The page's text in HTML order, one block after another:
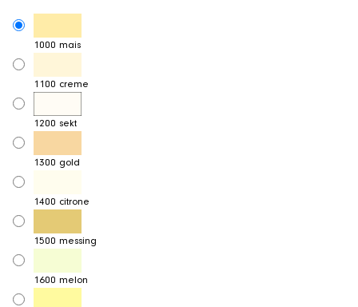
1000 mais
1100 creme
1200 sekt
1300 gold
1400 citrone
1500 messing
1600 melon